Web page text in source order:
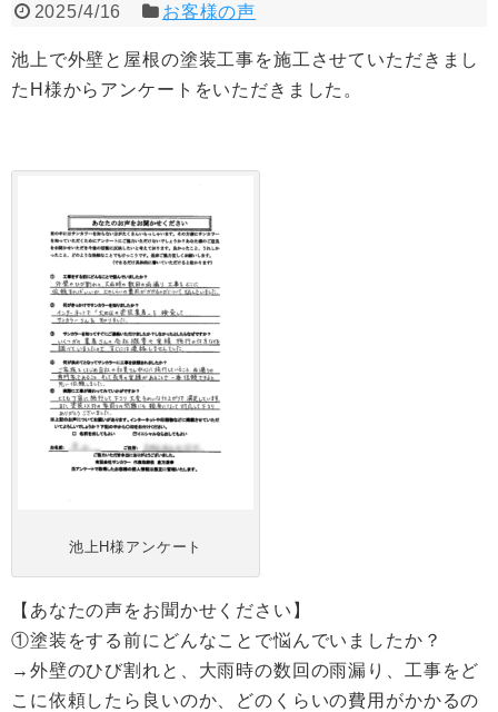
2025/4/16 お客様の声
池上で外壁と屋根の塗装工事を施工させていただきまし
たH様からアンケートをいただきました。
池上H様アンケート
【あなたの声をお聞かせください】
①塗装をする前にどんなことで悩んでいましたか？
→外壁のひび割れと、大雨時の数回の雨漏り、工事をど
こに依頼したら良いのか、どのくらいの費用がかかるの